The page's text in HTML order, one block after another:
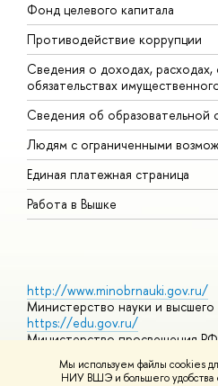
Мы используем файлы cookies
НИУ ВШЭ и большего удобства
Фонд целевого капитала
Противодействие коррупции
Сведения о доходах,
обязательствах
Сведения об образовательной
Людям с ограниченными
Единая платежная страница
Работа в Вышке
http://www.minobrnauki.gov.ru/
Министерство науки и
https://edu.gov.ru/
Министерство просвещения РФ
https://elearning.hse.ru/mooc
Массовые открытые онлайн-